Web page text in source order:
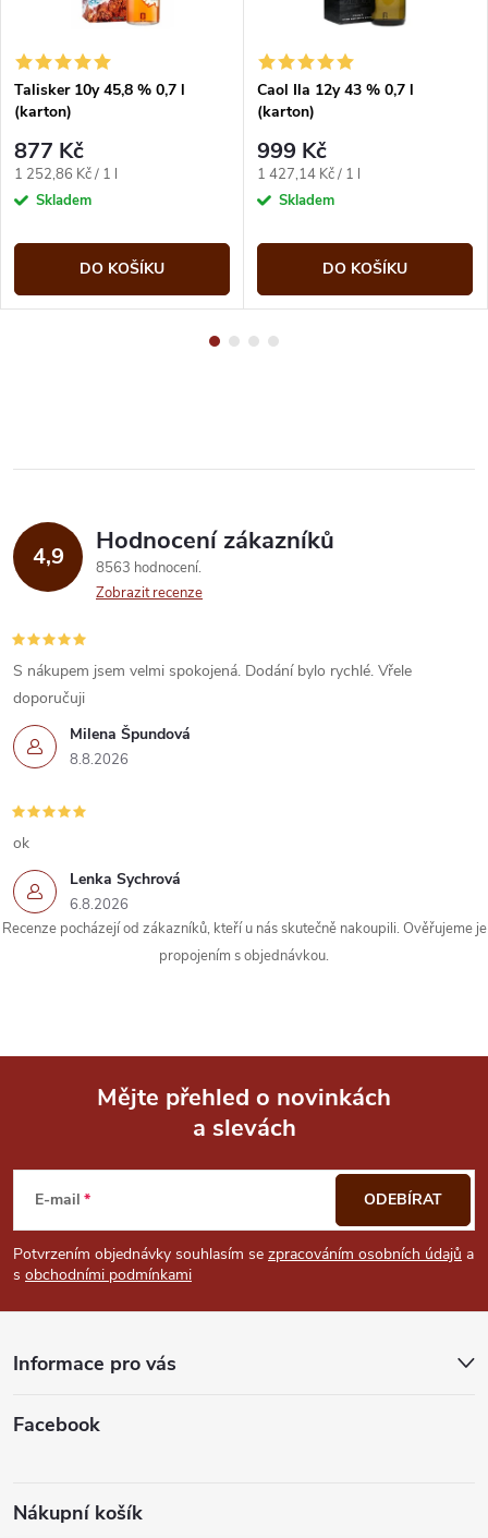
Talisker 10y 45,8 % 0,7 l
(karton)
877 Kč
Měrná
cena:
1 252,86 Kč / 1 l
Skladem
DO KOŠÍKU
Caol Ila 12y 43 % 0,7 l
(karton)
999 Kč
Měrná
cena:
1 427,14 Kč / 1 l
Skladem
DO KOŠÍKU
4,9 Hodnocení zákazníků
8563 hodnocení
Zobrazit recenze
Milena Špundová
8.8.2026
S nákupem jsem velmi spokojená. Dodání bylo rychlé. Vřele
doporučuji
Lenka Sychrová
6.8.2026
ok
Recenze pocházejí od zákazníků, kteří u nás skutečně nakoupili. Ověřujeme je
propojením s objednávkou.
p
a
Mějte přehled o novinkách
a slevách
E-mail
Potvrzením objednávky souhlasím se zpracováním osobních údajů a
s obchodními podmínkami
ODEBÍRAT
Informace pro vás
Facebook
Nákupní košík